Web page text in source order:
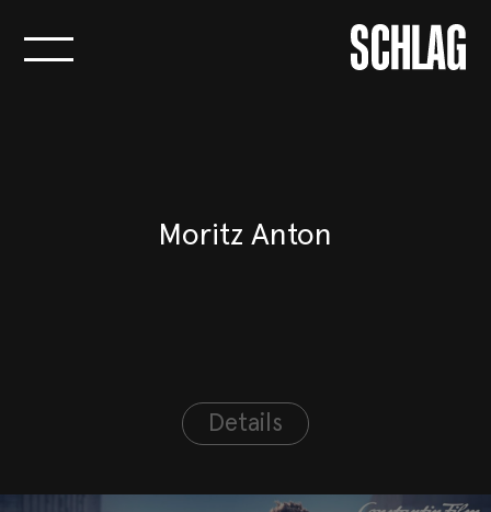
Logo Agentur
SCHLAG
Moritz Anton
Details